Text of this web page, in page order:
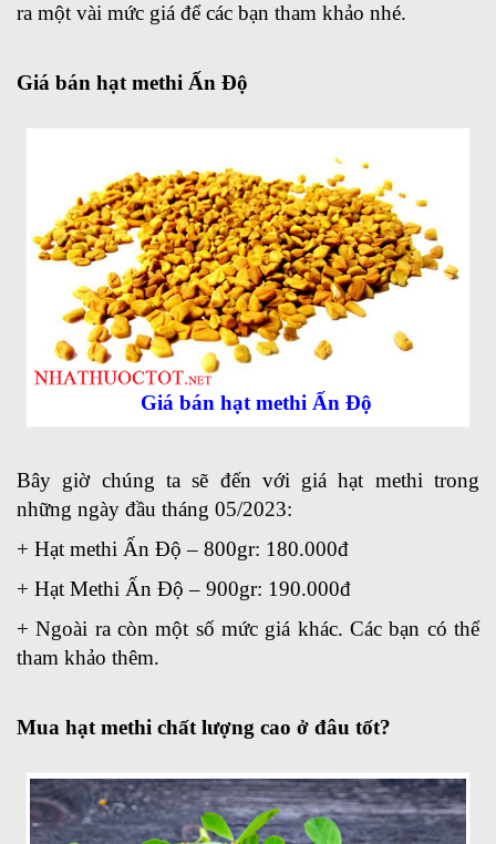
ra một vài mức giá để các bạn tham khảo nhé.
Giá bán hạt methi Ấn Độ
Giá bán hạt methi Ấn Độ
Bây giờ chúng ta sẽ đến với giá hạt methi trong
những ngày đầu tháng 05/2023:
+ Hạt methi Ấn Độ – 800gr: 180.000đ
+ Hạt Methi Ấn Độ – 900gr: 190.000đ
+ Ngoài ra còn một số mức giá khác. Các bạn có thể
tham khảo thêm.
Mua hạt methi chất lượng cao ở đâu tốt?